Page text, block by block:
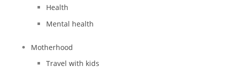
Health
Mental health
Motherhood
Travel with kids